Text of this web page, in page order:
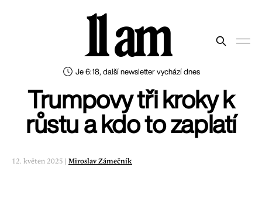
Je 6:18, další newsletter vychází dnes
11 am
Trumpovy tři kroky k
růstu a kdo to zaplatí
12. květen 2025 | Miroslav Zámečník